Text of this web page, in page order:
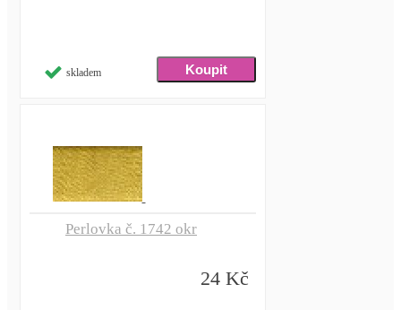
skladem
Perlovka č. 1742 okr
24 Kč